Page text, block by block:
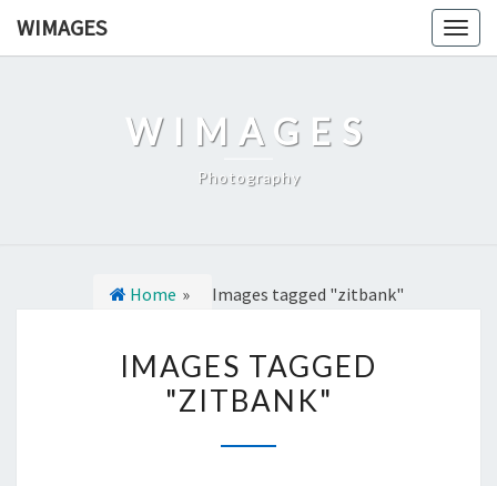
GaWIMAGES
WIMAGES
Photography
Home » Images tagged "zitbank"
M
A
IMAGES TAGGED
"ZITBANK"